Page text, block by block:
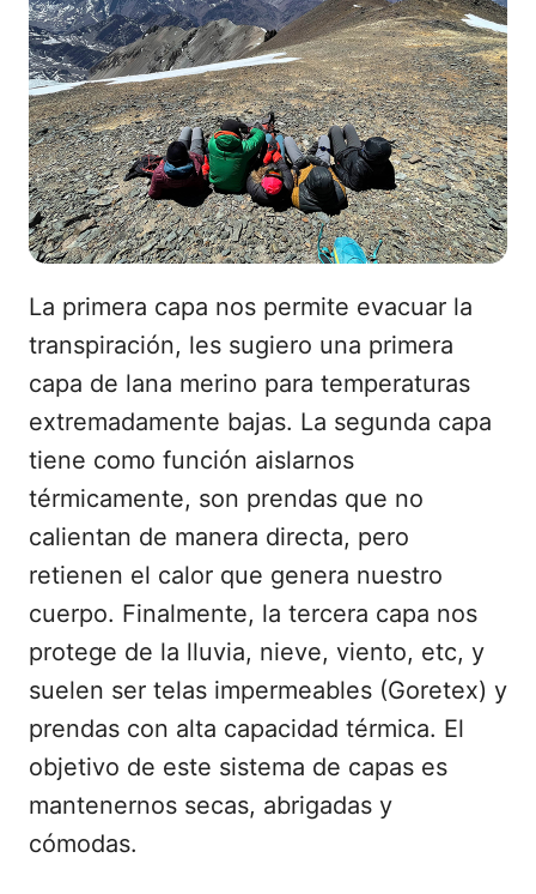
La primera capa nos permite evacuar la
transpiración, les sugiero una primera
capa de lana merino para temperaturas
extremadamente bajas. La segunda capa
tiene como función aislarnos
térmicamente, son prendas que no
calientan de manera directa, pero
retienen el calor que genera nuestro
cuerpo. Finalmente, la tercera capa nos
protege de la lluvia, nieve, viento, etc, y
suelen ser telas impermeables (Goretex) y
prendas con alta capacidad térmica. El
objetivo de este sistema de capas es
mantenernos secas, abrigadas y
cómodas.